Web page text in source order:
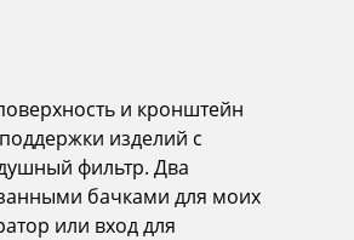
и кронштейн
изделий с
фильтр. Два
бачками для моих
или вход для